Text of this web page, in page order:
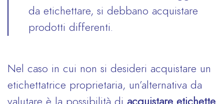
da etichettare, si debbano acquistare
prodotti differenti.
Nel caso in cui non si desideri acquistare un
etichettatrice proprietaria, un’alternativa da
valutare è la possibilità di acquistare etichette